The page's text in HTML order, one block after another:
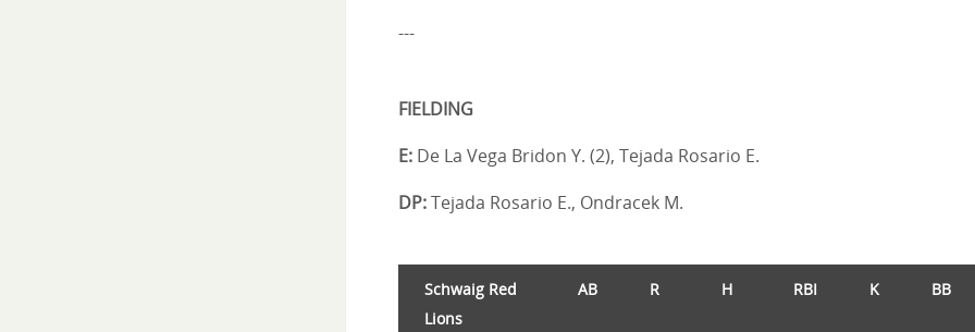
---
FIELDING
E: De La Vega Bridon Y. (2), Tejada Rosario E.
DP:Tejada Rosario E., Ondracek M.
Schwaig Red
Lions
AB R H RBI K BB